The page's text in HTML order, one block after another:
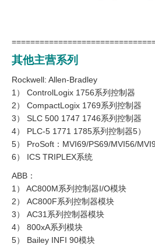
其他主营系列
Rockwell: Allen-Bradley
1） ControlLogix 1756系列控制器
2） CompactLogix 1769系列控制器
3） SLC 500 1747 1746系列控制器
4） PLC-5 1771 1785系列控制器5）
5） ProSoft：MVI69/PS69/MVI56/
6） ICS TRIPLEX系统
ABB：
1） AC800M系列控制器I/O模块
2） AC800F系列控制器模块
3） AC31系列控制器模块
4） 800xA系列模块
5） Bailey INFI 90模块